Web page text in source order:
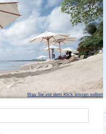
Was Sie vor dem Klick wissen sollten